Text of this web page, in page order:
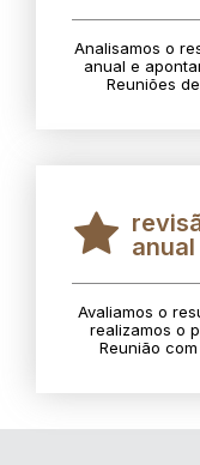
Analisamos o
anual e
Reuniões
anual
Avaliamos o
realizamos o
Reunião